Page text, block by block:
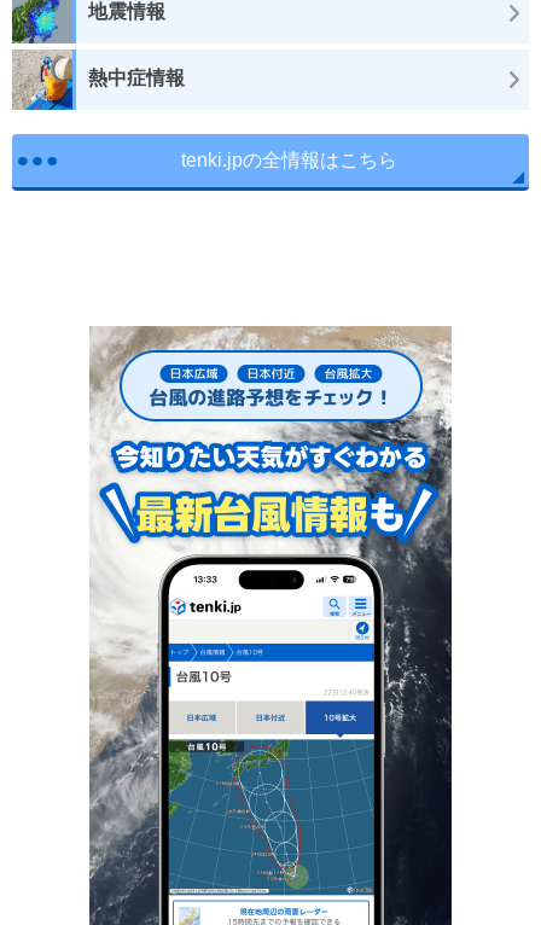
地震情報
熱中症情報
tenki.jpの全情報はこちら